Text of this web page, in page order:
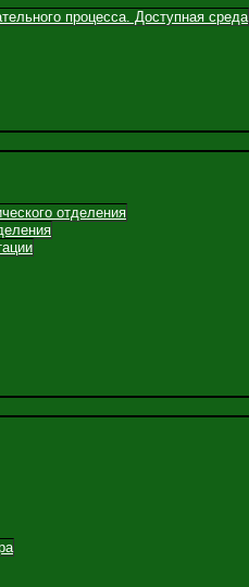
процесса. Доступная среда
отделения